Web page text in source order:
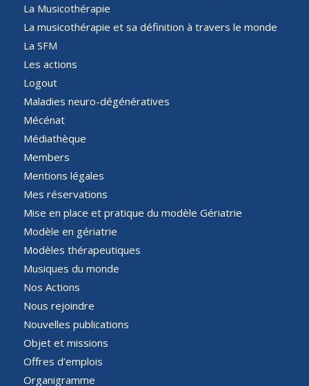
La Musicothérapie
La musicothérapie et sa définition à travers le monde
La SFM
Les actions
Logout
Maladies neuro-dégénératives
Mécénat
Médiathèque
Members
Mentions légales
Mes réservations
Mise en place et pratique du modèle Gériatrie
Modèle en gériatrie
Modèles thérapeutiques
Musiques du monde
Nos Actions
Nous rejoindre
Nouvelles publications
Objet et missions
Offres d’emplois
Organigramme